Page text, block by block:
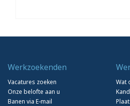
Werkzoekenden
Vacatures zoeken
Onze belofte aan u
Banen via E-mail
Wat